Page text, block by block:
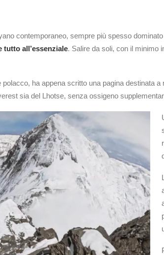
contemporaneo, sempre più spesso
tutto all’essenziale. Salire da soli, con il minimo
polacco, ha appena scritto una pagina destinata
sia del Lhotse, senza ossigeno